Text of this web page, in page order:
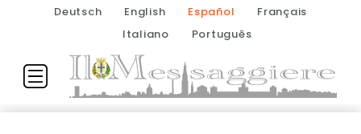
Deutsch English Español
Français
Italiano
Português